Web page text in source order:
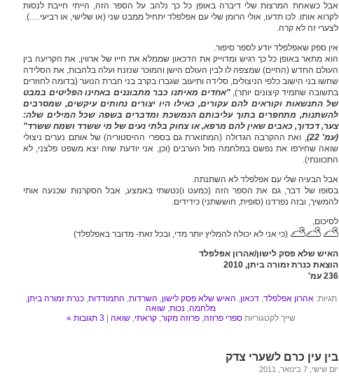
אבל כשאחת המרצות שלי דיברה באופן כל כך נלהב על הספר הזה, הייתי חייבת לנסות
לקרוא אותו. לכו תדעו, אולי הרומן שלי עם אפלפלד יתחיל ממבט שני (או שלישי, או רביעי….).
לצערי זה לא קרה.
אין ספק שאפלפלד יודע לספר סיפור.
הוא מתאר באופן כל כך רגיש ומדוייק את הדכאון שממלא את חייו של ארווין, את הקריעה בין
העולם החדש (החיים) שמצפה לו לבין העולם הישן והמוכר שנזנח ועלה בלהבות, את הסלידה
שחשו בני הישוב כלפי הניצולים, סלידה ותיעוב שגברו בקרב בני חברת הנוער (בדומה לחוזרים
בתשובה שתמיד קיצונים יותר),"אחדים מאיתנו כבר מתבוננים באחינו הפליטים במבט
של התנשאות וקוראים להם עקורים, כאילו היו יצורים נחותים עיקשים, שמסרבים
להשתנות, מתחפרים בתוך עליבותם הנמשכת ומדברים בשפה שכל המילים שלה:
צער, דכדוך, כאבים שאין להם מרפא, או צחוק בלתי נעים של מי ששרד ושמח ששרד"
(עמ' 22)
, ואת ההקרבה הגדולה (המתוארת גם בספרי ההיסטוריה) של אותם נערים ניצולי
שואה שחירפו את נפשם במלחמה מול הערבים (וכן, אני יודעת שזה יצא משפט פלצני, לא
התכוונתי).
אבל הבעיה שלי עם אפלפלד לא השתנתה.
בסופו של דבר, גם את הספר הזה (כמעט ו)נטשתי באמצע, אבל הסקרנות שכנעה אותי
להמשיך, ובזה נפרדנו (סופית, חוששתני) כידידים.
לסיכום,
(כי אני לא יכולה להמליץ יותר מדי, ובכל זאת- מדובר באפלפלד)
האיש שלא פסק לישון/אהרון אפלפלד
הוצאת כנרת זמורה ביתן, 2010
236 עמ'
תגיות:אהרון אפלפלד,דכאון, האיש שלא פסק לישון, השרדות, התמודדות,כנרת זמורה ביתן,
מלחמה, נכות, שואה
שייך לקטגוריותספרי פרוזה,פרוזה מקור,קראתי,שואה |3 תגובות »
בין עין כרם לשערי צדק
יום שישי, 7 בינואר, 2011